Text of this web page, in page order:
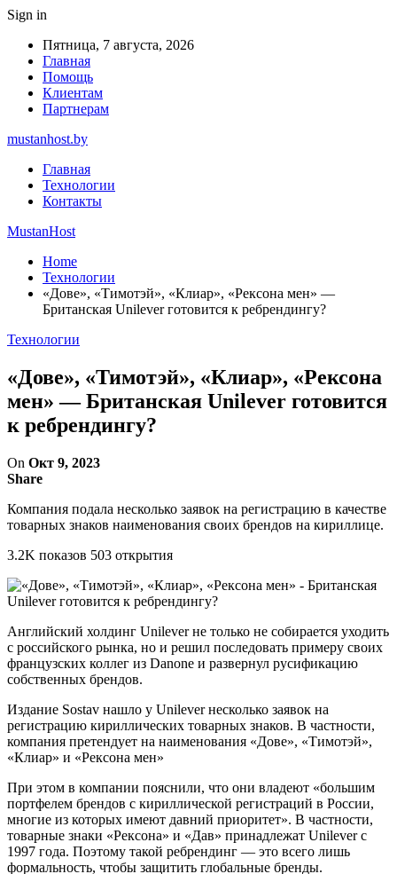
Sign in
Пятница, 7 августа, 2026
Главная
Помощь
Клиентам
Партнерам
mustanhost.by
Главная
Технологии
Контакты
MustanHost
Home
Технологии
«Дове», «Тимотэй», «Клиар», «Рексона мен» —
Британская Unilever готовится к ребрендингу?
Технологии
«Дове», «Тимотэй», «Клиар», «Рексона
мен» — Британская Unilever готовится
к ребрендингу?
On Окт 9, 2023
Share
Компания подала несколько заявок на регистрацию в качестве
товарных знаков наименования своих брендов на кириллице.
3.2K показов 503 открытия
Английский холдинг Unilever не только не собирается уходить
с российского рынка, но и решил последовать примеру своих
французских коллег из Danone и развернул русификацию
собственных брендов.
Издание Sostav нашло у Unilever несколько заявок на
регистрацию кириллических товарных знаков. В частности,
компания претендует на наименования «Дове», «Тимотэй»,
«Клиар» и «Рексона мен»
При этом в компании пояснили, что они владеют «большим
портфелем брендов с кириллической регистраций в России,
многие из которых имеют давний приоритет». В частности,
товарные знаки «Рексона» и «Дав» принадлежат Unilever с
1997 года. Поэтому такой ребрендинг — это всего лишь
формальность, чтобы защитить глобальные бренды.